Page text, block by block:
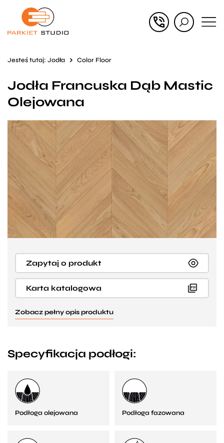
Przejdź
Przejdź
stopce
Jesteś tutaj: Jodła Color Floor
Jodła Francuska Dąb Mastic
Olejowana
Zapytaj o produkt
Karta katalogowa
Zobacz pełny opis produktu
Specyfikacja podłogi:
Podłoga olejowana Podłoga fazowana